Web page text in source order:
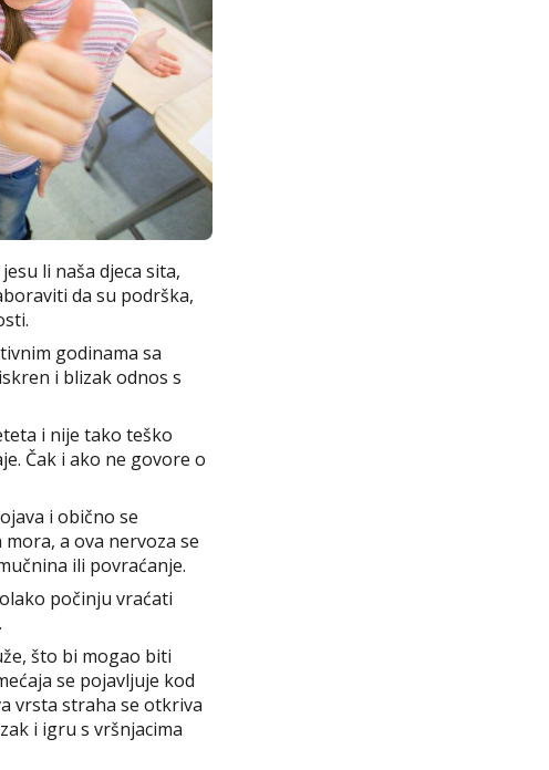
li naša djeca sita,
da su podrška,
godinama sa
i blizak odnos s
i nije tako teško
Čak i ako ne govore o
i obično se
a ova nervoza se
ili povraćanje.
počinju vraćati
što bi mogao biti
se pojavljuje kod
vrsta straha se otkriva
i igru s vršnjacima